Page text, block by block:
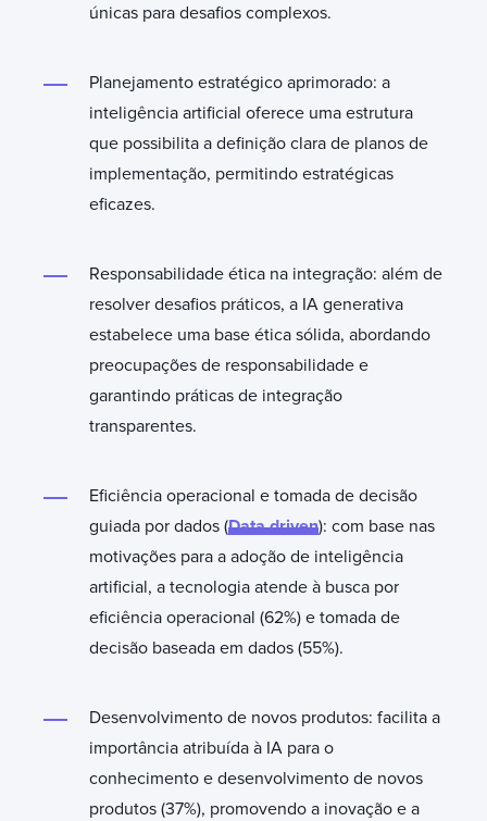
únicas para desafios complexos.
Planejamento estratégico aprimorado: a
inteligência artificial oferece uma estrutura
que possibilita a definição clara de planos de
implementação, permitindo estratégicas
eficazes.
Responsabilidade ética na integração: além de
resolver desafios práticos, a IA generativa
estabelece uma base ética sólida, abordando
preocupações de responsabilidade e
garantindo práticas de integração
transparentes.
Eficiência operacional e tomada de decisão
guiada por dados (Data driven): com base nas
motivações para a adoção de inteligência
artificial, a tecnologia atende à busca por
eficiência operacional (62%) e tomada de
decisão baseada em dados (55%).
Desenvolvimento de novos produtos: facilita a
importância atribuída à IA para o
conhecimento e desenvolvimento de novos
produtos (37%), promovendo a inovação e a